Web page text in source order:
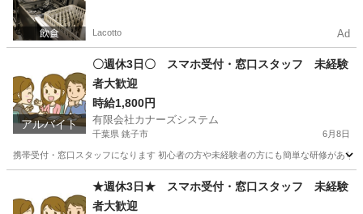
Lacotto Ad
アルバイト
〇週休3日〇 スマホ受付・窓口スタッフ 未経験
者大歓迎
時給1,800円
有限会社カナーズシステム
千葉県 銚子市 6月8日
携帯受付・窓口スタッフになります 初心者の方や未経験者の方にも簡単な研修があ
携帯ショップ スタッフ
★週休3日★ スマホ受付・窓口スタッフ 未経験
者大歓迎